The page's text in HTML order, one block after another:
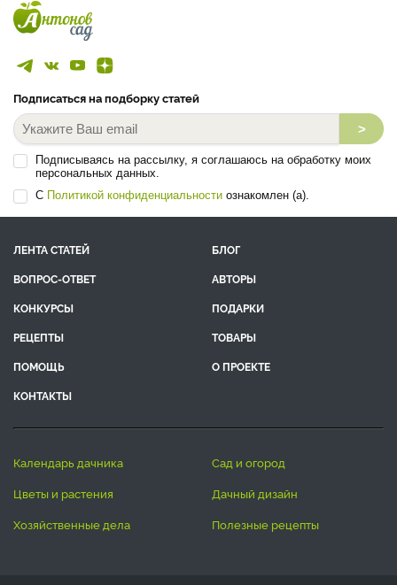
Подписаться на подборку статей
>
Подписываясь на рассылку, я соглашаюсь на обработку моих
персональных данных.
С Политикой конфиденциальности ознакомлен (а).
ЛЕНТА СТАТЕЙ
БЛОГ
ВОПРОС-ОТВЕТ
АВТОРЫ
КОНКУРСЫ
ПОДАРКИ
РЕЦЕПТЫ
ТОВАРЫ
ПОМОЩЬ
О ПРОЕКТЕ
КОНТАКТЫ
календарь дачника
сад и огород
цветы и растения
дачный дизайн
хозяйственные дела
полезные рецепты